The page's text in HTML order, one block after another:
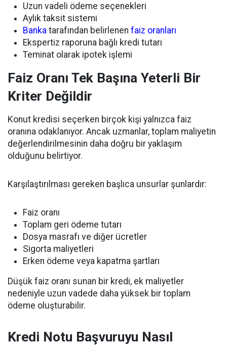
Uzun vadeli ödeme seçenekleri
Aylık taksit sistemi
Banka tarafından belirlenen faiz oranları
Ekspertiz raporuna bağlı kredi tutarı
Teminat olarak ipotek işlemi
Faiz Oranı Tek Başına Yeterli Bir
Kriter Değildir
Konut kredisi seçerken birçok kişi yalnızca faiz
oranına odaklanıyor. Ancak uzmanlar, toplam maliyetin
değerlendirilmesinin daha doğru bir yaklaşım
olduğunu belirtiyor.
Karşılaştırılması gereken başlıca unsurlar şunlardır:
Faiz oranı
Toplam geri ödeme tutarı
Dosya masrafı ve diğer ücretler
Sigorta maliyetleri
Erken ödeme veya kapatma şartları
Düşük faiz oranı sunan bir kredi, ek maliyetler
nedeniyle uzun vadede daha yüksek bir toplam
ödeme oluşturabilir.
Kredi Notu Başvuruyu Nasıl